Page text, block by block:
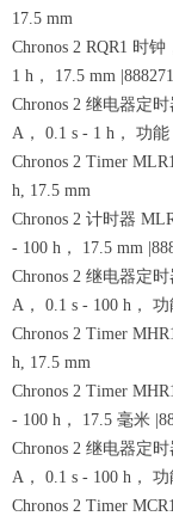
17.5 mm
Chronos 2 RQR1 时
1 h， 17.5 mm
Chronos 2 继电器定
A， 0.1 s - 1 h， 功
Chronos 2 Timer
h, 17.5 mm
Chronos 2 计时器
- 100 h， 17.5 mm
Chronos 2 继电器定
A， 0.1 s - 100 h，
Chronos 2 Timer
h, 17.5 mm
Chronos 2 Timer
- 100 h， 17.5 毫米
Chronos 2 继电器定
A， 0.1 s - 100 h，
Chronos 2 Timer